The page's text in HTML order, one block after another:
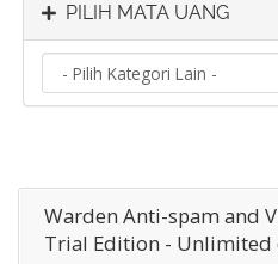
PILIH MATA UANG
Warden Anti-spam and
Trial Edition - Unlimited